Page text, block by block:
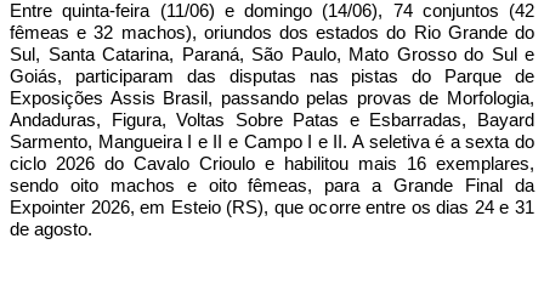
Entre quinta-feira (11/06) e domingo (14/06), 74 conjuntos (42
fêmeas e 32 machos), oriundos dos estados do Rio Grande do
Sul, Santa Catarina, Paraná, São Paulo, Mato Grosso do Sul e
Goiás, participaram das disputas nas pistas do Parque de
Exposições Assis Brasil, passando pelas provas de Morfologia,
Andaduras, Figura, Voltas Sobre Patas e Esbarradas, Bayard
Sarmento, Mangueira I e II e Campo I e II. A seletiva é a sexta do
ciclo 2026 do Cavalo Crioulo e habilitou mais 16 exemplares,
sendo oito machos e oito fêmeas, para a Grande Final da
Expointer 2026, em Esteio (RS), que ocorre entre os dias 24 e 31
de agosto.